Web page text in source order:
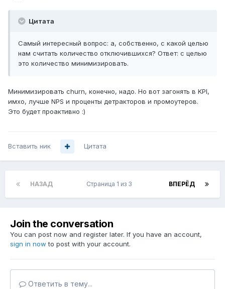
Цитата
Самый интересный вопрос: а, собственно, с какой целью
нам считать количество отключившихся? Ответ: с целью
это количество минимизировать.
Минимизировать churn, конечно, надо. Но вот загонять в KPI,
имхо, лучше NPS и проценты детракторов и промоутеров.
Это будет проактивно :)
Вставить ник Цитата
НАЗАД ВПЕРЁД
Страница 1 из 3
Join the conversation
You can post now and register later. If you have an account,
sign in now to post with your account.
Ответить в тему...